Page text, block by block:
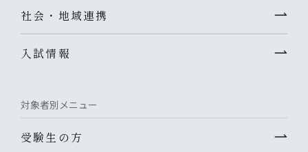
社会・地域連携
入試情報
対象者別メニュー
受験生の方